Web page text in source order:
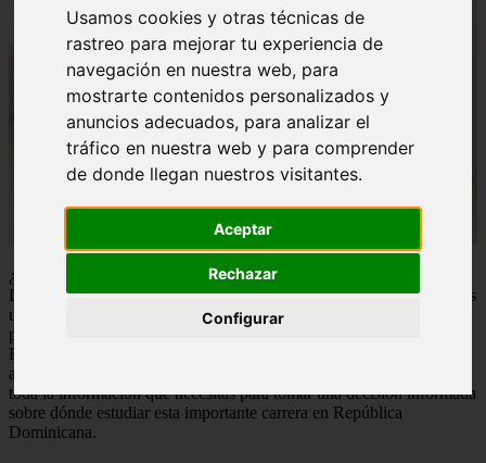
Usamos cookies y otras técnicas de
rastreo para mejorar tu experiencia de
navegación en nuestra web, para
mostrarte contenidos personalizados y
anuncios adecuados, para analizar el
tráfico en nuestra web y para comprender
de donde llegan nuestros visitantes.
Aceptar
Rechazar
Configurar
¿Estás interesado en seguir una carrera en Fisioterapia en República
Dominicana pero no estás seguro de cuáles son las mejores opciones
universitarias? ¡No te preocupes! En este artículo, exploraremos las
principales universidades del país que ofrecen programas de
Fisioterapia de alta calidad. Desde rankings hasta requisitos de
admisión y oportunidades de movilidad estudiantil, aquí encontrarás
toda la información que necesitas para tomar una decisión informada
sobre dónde estudiar esta importante carrera en República
Dominicana.